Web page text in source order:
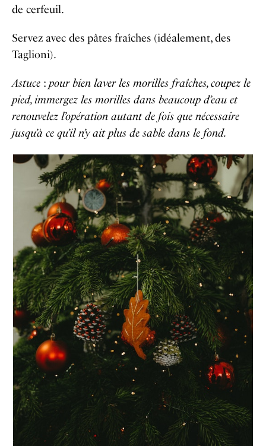
de cerfeuil.
Servez avec des pâtes fraîches (idéalement, des
Taglioni).
Astuce : pour bien laver les morilles fraîches, coupez le
pied, immergez les morilles dans beaucoup d’eau et
renouvelez l’opération autant de fois que nécessaire
jusqu’à ce qu’il n’y ait plus de sable dans le fond.